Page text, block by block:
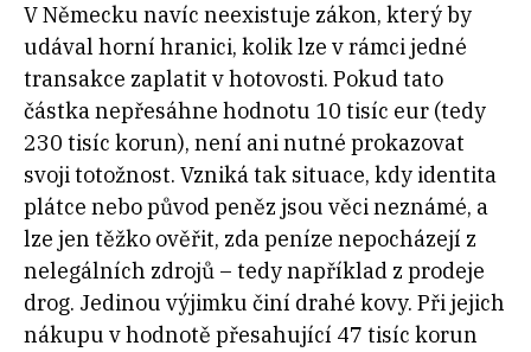
V Německu navíc neexistuje zákon, který by
udával horní hranici, kolik lze v rámci jedné
transakce zaplatit v hotovosti. Pokud tato
částka nepřesáhne hodnotu 10 tisíc eur (tedy
230 tisíc korun), není ani nutné prokazovat
svoji totožnost. Vzniká tak situace, kdy identita
plátce nebo původ peněz jsou věci neznámé, a
lze jen těžko ověřit, zda peníze nepocházejí z
nelegálních zdrojů – tedy například z prodeje
drog. Jedinou výjimku činí drahé kovy. Při jejich
nákupu v hodnotě přesahující 47 tisíc korun